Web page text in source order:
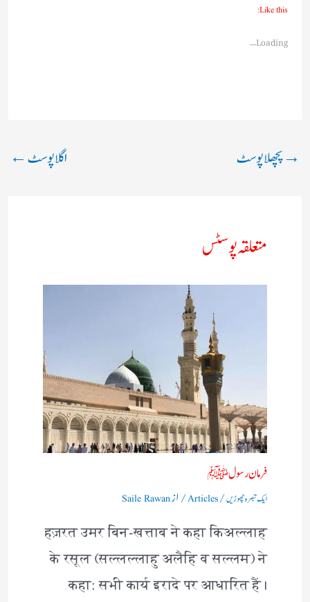
Like this:
Loading...
→پچھلا پوسٹ اگلا پوسٹ←
متعلقہ پوسٹس
فرمان رسولﷺ
ایک تبصرہ چھوڑیں/
Articles/ ازSaile Rawan
हज़रत उमर बिन-खत्ताब ने कहा किअल्लाह
के रसूल (सल्लल्लाहु अलैहि व सल्लम) ने
कहा: सभी कार्य इरादे पर आधारित हैं।